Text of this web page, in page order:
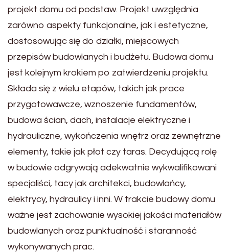
projekt domu od podstaw. Projekt uwzględnia
zarówno aspekty funkcjonalne, jak i estetyczne,
dostosowując się do działki, miejscowych
przepisów budowlanych i budżetu. Budowa domu
jest kolejnym krokiem po zatwierdzeniu projektu.
Składa się z wielu etapów, takich jak prace
przygotowawcze, wznoszenie fundamentów,
budowa ścian, dach, instalacje elektryczne i
hydrauliczne, wykończenia wnętrz oraz zewnętrzne
elementy, takie jak płot czy taras. Decydującą rolę
w budowie odgrywają adekwatnie wykwalifikowani
specjaliści, tacy jak architekci, budowlańcy,
elektrycy, hydraulicy i inni. W trakcie budowy domu
ważne jest zachowanie wysokiej jakości materiałów
budowlanych oraz punktualność i staranność
wykonywanych prac.